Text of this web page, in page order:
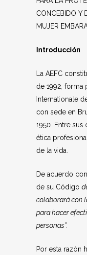
CONCEBIDO Y
MUJER
Introducción
La AEFC
de 1992, forma
Internationale
con sede en
1950. Entre
ética
de la vida.
De acuerdo
de su Código
colaborará con
para hacer
personas”.
Por esta razón